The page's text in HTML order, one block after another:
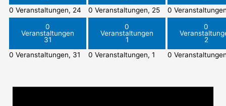
0 Veranstaltungen, 24
0 Veranstaltungen, 25
0
0
Veranstaltungen
31
0 Veranstaltungen, 31
0
Veranstaltungen
1
0 Veranstaltungen,1
0
2
0